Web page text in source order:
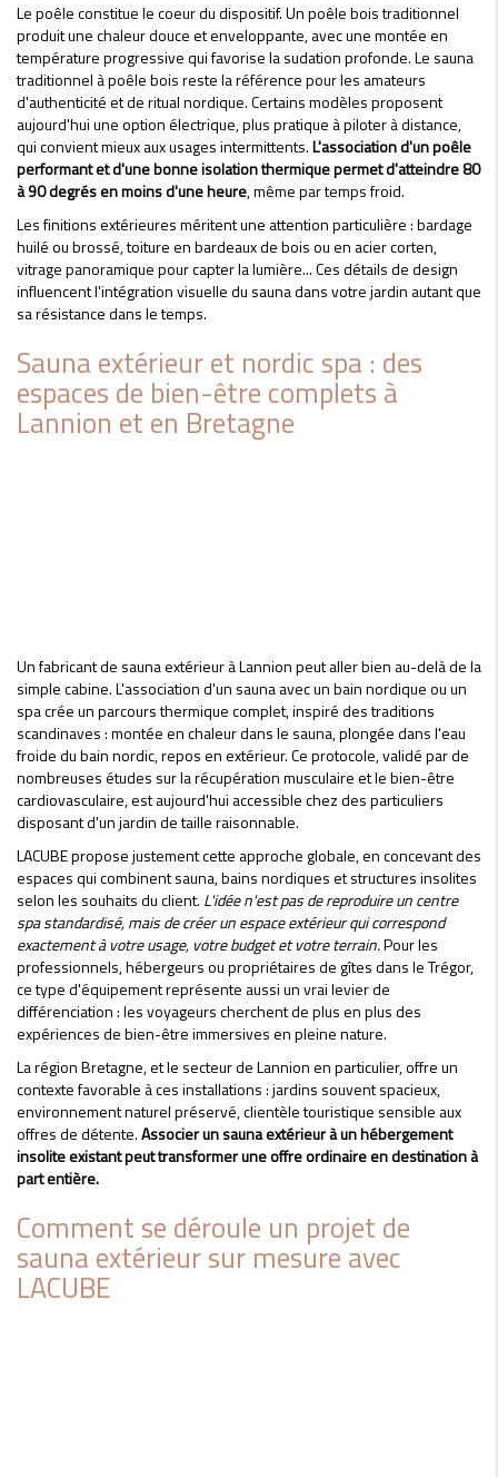
Le poêle constitue le coeur du dispositif. Un poêle bois traditionnel
produit une chaleur douce et enveloppante, avec une montée en
température progressive qui favorise la sudation profonde. Le sauna
traditionnel à poêle bois reste la référence pour les amateurs
d'authenticité et de ritual nordique. Certains modèles proposent
aujourd'hui une option électrique, plus pratique à piloter à distance,
qui convient mieux aux usages intermittents.L'association d'un poêle
performant et d'une bonne isolation thermique permet d'atteindre 80
à 90 degrés en moins d'une heure, même par temps froid.
Les finitions extérieures méritent une attention particulière : bardage
huilé ou brossé, toiture en bardeaux de bois ou en acier corten,
vitrage panoramique pour capter la lumière... Ces détails de design
influencent l'intégration visuelle du sauna dans votre jardin autant que
sa résistance dans le temps.
Sauna extérieur et nordic spa : des
espaces de bien-être complets à
Lannion et en Bretagne
Un fabricant de sauna extérieur à Lannion peut aller bien au-delà de la
simple cabine. L'association d'un sauna avec un bain nordique ou un
spa crée un parcours thermique complet, inspiré des traditions
scandinaves : montée en chaleur dans le sauna, plongée dans l'eau
froide du bain nordic, repos en extérieur. Ce protocole, validé par de
nombreuses études sur la récupération musculaire et le bien-être
cardiovasculaire, est aujourd'hui accessible chez des particuliers
disposant d'un jardin de taille raisonnable.
LACUBE propose justement cette approche globale, en concevant des
espaces qui combinent sauna, bains nordiques et structures insolites
selon les souhaits du client. L'idée n'est pas de reproduire un centre
spa standardisé, mais de créer un espace extérieur qui correspond
exactement à votre usage, votre budget et votre terrain.Pour les
professionnels, hébergeurs ou propriétaires de gîtes dans le Trégor,
ce type d'équipement représente aussi un vrai levier de
différenciation : les voyageurs cherchent de plus en plus des
expériences de bien-être immersives en pleine nature.
La région Bretagne, et le secteur de Lannion en particulier, offre un
contexte favorable à ces installations : jardins souvent spacieux,
environnement naturel préservé, clientèle touristique sensible aux
offres de détente.Associer un sauna extérieur à un hébergement
insolite existant peut transformer une offre ordinaire en destination à
part entière.
Comment se déroule un projet de
sauna extérieur sur mesure avec
LACUBE